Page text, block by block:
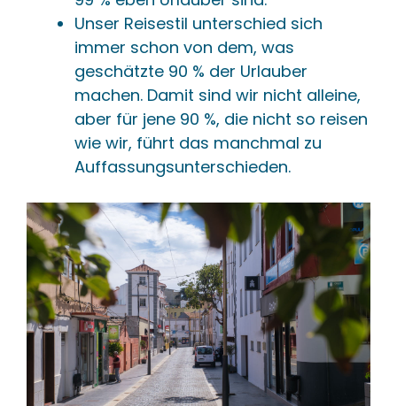
Unser Reisestil unterschied sich
immer schon von dem, was
geschätzte 90 % der Urlauber
machen. Damit sind wir nicht alleine,
aber für jene 90 %, die nicht so reisen
wie wir, führt das manchmal zu
Auffassungsunterschieden.